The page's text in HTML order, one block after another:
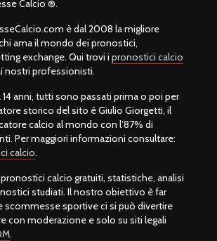
Calcio ®.
è dal 2008 la migliore
ama il mondo dei pronostici,
exchange. Qui trovi i pronostici calcio
nostri professionisti.
anni, tutti sono passati prima o poi per
storico del sito è Giulio Giorgetti, il
calcio al mondo con l’87% di
Per maggiori informazioni consultare:
calcio.
calcio gratuiti, statistiche, analisi
studiati. Il nostro obiettivo è far
scommesse sportive ci si può divertire
con moderazione e solo su siti legali
.